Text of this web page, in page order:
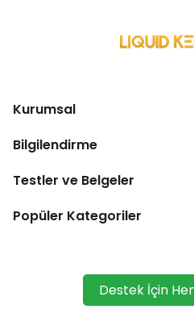
Kurumsal
Bilgilendirme
Testler ve Belgeler
Popüler Kategoriler
Destek İçin